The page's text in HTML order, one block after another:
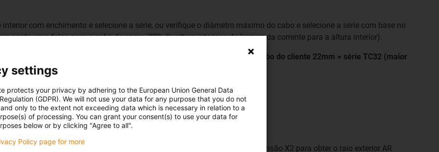
com enchimento e selecione a série, ou verifique o diâmetro máximo do cabo e selecione a série com base no
conta uma folga para o cabo de aprox. 20% da altura interior e da largura da corrente para a altura interior).
= 28mm | TC42 = 38mm | TC56 = 50mm Exemplo: max. Ø máx. do cabo do cliente 22mm = série TC32 (maior
espaço de instalação disponível do raio exterior. Subtraia 80 mm da dimensão X2 para obter o raio exterior AR
settings
protects your privacy by adhering to the European Union General Data
(GDPR). We will not use your data for any purpose that you do not
only to the extent not exceeding data which is necessary in relation to a
of processing. You can grant your consent(s) to use your data for
below or by clicking "Agree to all".
Policy page for more